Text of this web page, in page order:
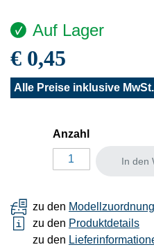
Auf Lager
€ 0,45
Alle Preise inklusive
Anzahl
In den
zu den
zu den Produktdetails
zu den